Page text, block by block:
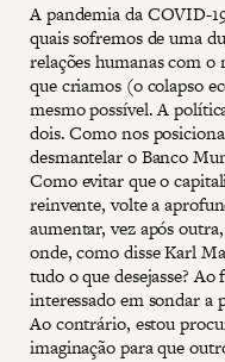
A pandemia da COVID-
quais sofremos de uma
relações humanas com
que criamos (o colapso
mesmo possível. A
dois. Como nos
desmantelar o Banco
Como evitar que o
reinvente, volte a
aumentar, vez após
onde, como disse Karl
tudo o que desejasse?
interessado em sondar a
Ao contrário, estou
imaginação para que